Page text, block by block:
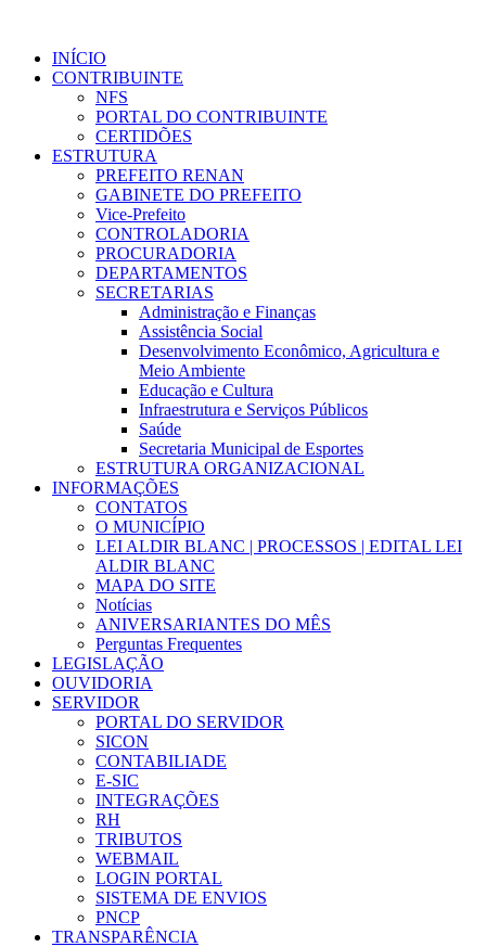
INÍCIO
CONTRIBUINTE
NFS
PORTAL DO CONTRIBUINTE
CERTIDÕES
ESTRUTURA
PREFEITO RENAN
GABINETE DO PREFEITO
Vice-Prefeito
CONTROLADORIA
PROCURADORIA
DEPARTAMENTOS
SECRETARIAS
Administração e Finanças
Assistência Social
Desenvolvimento Econômico, Agricultura e
Meio Ambiente
Educação e Cultura
Infraestrutura e Serviços Públicos
Saúde
Secretaria Municipal de Esportes
ESTRUTURA ORGANIZACIONAL
INFORMAÇÕES
CONTATOS
O MUNICÍPIO
LEI ALDIR BLANC | PROCESSOS | EDITAL LEI
ALDIR BLANC
MAPA DO SITE
Notícias
ANIVERSARIANTES DO MÊS
Perguntas Frequentes
LEGISLAÇÃO
OUVIDORIA
SERVIDOR
PORTAL DO SERVIDOR
SICON
CONTABILIADE
E-SIC
INTEGRAÇÕES
RH
TRIBUTOS
WEBMAIL
LOGIN PORTAL
SISTEMA DE ENVIOS
PNCP
TRANSPARÊNCIA